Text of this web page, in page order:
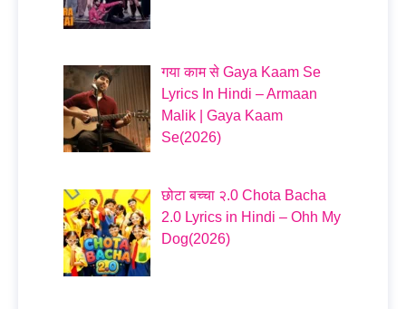
गया काम से Gaya Kaam Se
Lyrics In Hindi – Armaan
Malik | Gaya Kaam
Se(2026)
छोटा बच्चा २.0 Chota Bacha
2.0 Lyrics in Hindi – Ohh My
Dog(2026)